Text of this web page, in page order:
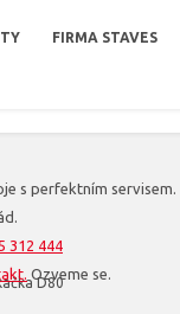
FIRMA STAVES
s perfektním servisem.
312 444
Ozveme se.
D80